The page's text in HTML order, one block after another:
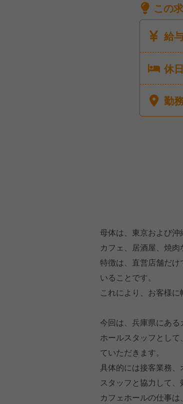
この
給
休日
勤
母体は、東京および沖
カフェ、居酒屋、焼肉
特徴は、直営店舗だ
いることです。
これにより、お客様に
今回は、兵庫県にある
ホールスタッフとし
ていただきます。
具体的には接客業務、
スタッフと協力して、
カフェホールの仕事